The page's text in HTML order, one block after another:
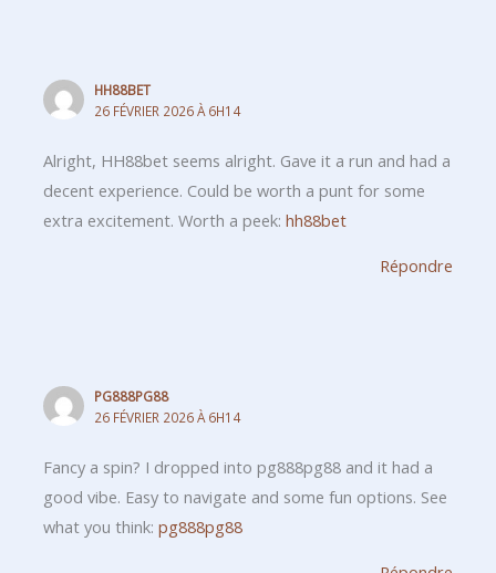
HH88BET
26 FÉVRIER 2026 À 6H14
Alright, HH88bet seems alright. Gave it a run and had a
decent experience. Could be worth a punt for some
extra excitement. Worth a peek:hh88bet
Répondre
PG888PG88
26 FÉVRIER 2026 À 6H14
Fancy a spin? I dropped into pg888pg88 and it had a
good vibe. Easy to navigate and some fun options. See
what you think:pg888pg88